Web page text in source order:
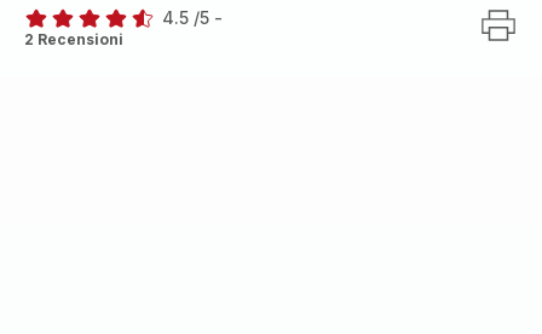
ratings.4.5
4.5 /5 -
2 Recensioni